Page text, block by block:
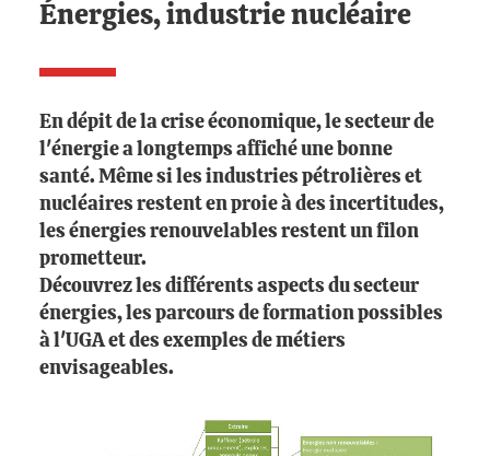
Énergies, industrie nucléaire
En dépit de la crise économique, le secteur de
l'énergie a longtemps affiché une bonne
santé. Même si les industries pétrolières et
nucléaires restent en proie à des incertitudes,
les énergies renouvelables restent un filon
prometteur.
Découvrez les différents aspects du secteur
énergies, les parcours de formation possibles
à l'UGA et des exemples de métiers
envisageables.